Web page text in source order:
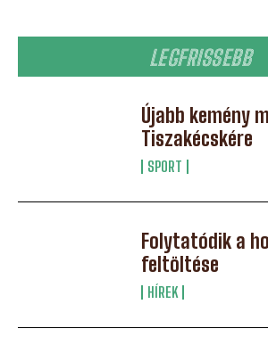
LEGFRISSEBB
Újabb kemény
Tiszakécskére
SPORT
Folytatódik a
feltöltése
HÍREK